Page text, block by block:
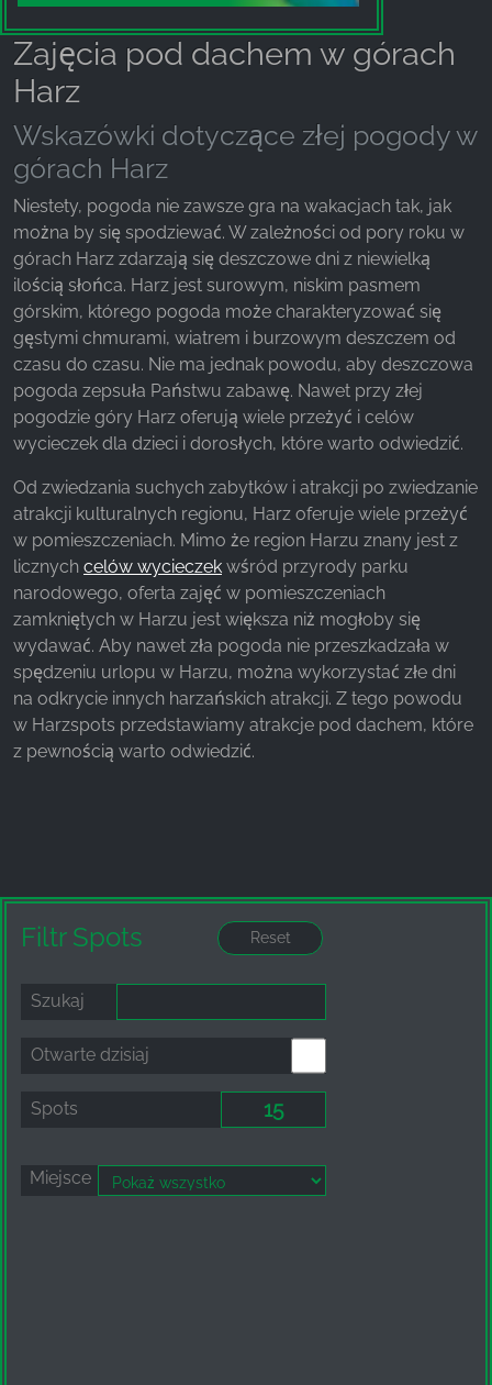
Zajęcia pod dachem w górach
Harz
Wskazówki dotyczące złej pogody w
górach Harz
Niestety, pogoda nie zawsze gra na wakacjach tak, jak
można by się spodziewać. W zależności od pory roku w
górach Harz zdarzają się deszczowe dni z niewielką
ilością słońca. Harz jest surowym, niskim pasmem
górskim, którego pogoda może charakteryzować się
gęstymi chmurami, wiatrem i burzowym deszczem od
czasu do czasu. Nie ma jednak powodu, aby deszczowa
pogoda zepsuła Państwu zabawę. Nawet przy złej
pogodzie góry Harz oferują wiele przeżyć i celów
wycieczek dla dzieci i dorosłych, które warto odwiedzić.
Od zwiedzania suchych zabytków i atrakcji po zwiedzanie
atrakcji kulturalnych regionu, Harz oferuje wiele przeżyć
w pomieszczeniach. Mimo że region Harzu znany jest z
licznych celów wycieczek wśród przyrody parku
narodowego, oferta zajęć w pomieszczeniach
zamkniętych w Harzu jest większa niż mogłoby się
wydawać. Aby nawet zła pogoda nie przeszkadzała w
spędzeniu urlopu w Harzu, można wykorzystać złe dni
na odkrycie innych harzańskich atrakcji. Z tego powodu
w Harzspots przedstawiamy atrakcje pod dachem, które
z pewnością warto odwiedzić.
Filtr Spots
Szukaj
Otwarte dzisiaj
Spots
Miejsce